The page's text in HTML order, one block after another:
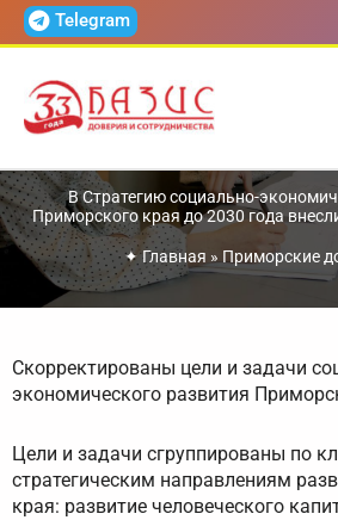
ПерейтиTelegram
В Стратегию социально-
Приморского края до 2030 года
✦ Главная » Приморские
Скорректированы цели и задачи
экономического развития
Цели и задачи сгруппированы по
стратегическим направлениям
края: развитие человеческого